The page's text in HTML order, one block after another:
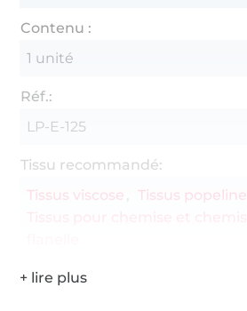
Contenu :
1 unité
Réf.:
LP-E-125
Tissu recommandé:
Tissus viscose
Tissus popeline